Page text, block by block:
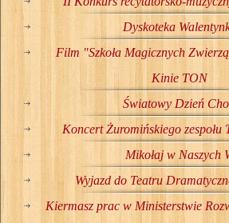
Dyskoteka
Film "Szkoła Magicznych
Kinie TON
Światowy Dzień
Koncert Żuromińskiego
Mikołaj w Naszych
Wyjazd do Teatru
Kiermasz prac w Ministerstwie